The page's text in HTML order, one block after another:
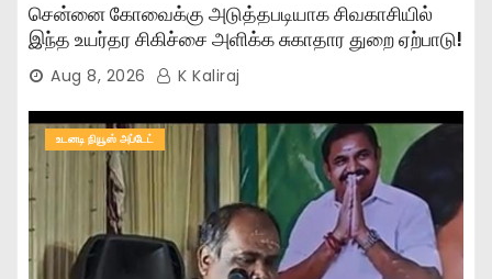
சென்னை கோவைக்கு அடுத்தபடியாக சிவகாசியில்
இந்த உயர்தர சிகிச்சை அளிக்க சுகாதார துறை ஏற்பாடு!
Aug 8, 2026 K Kaliraj
உடனடி நியூஸ் அப்டேட்